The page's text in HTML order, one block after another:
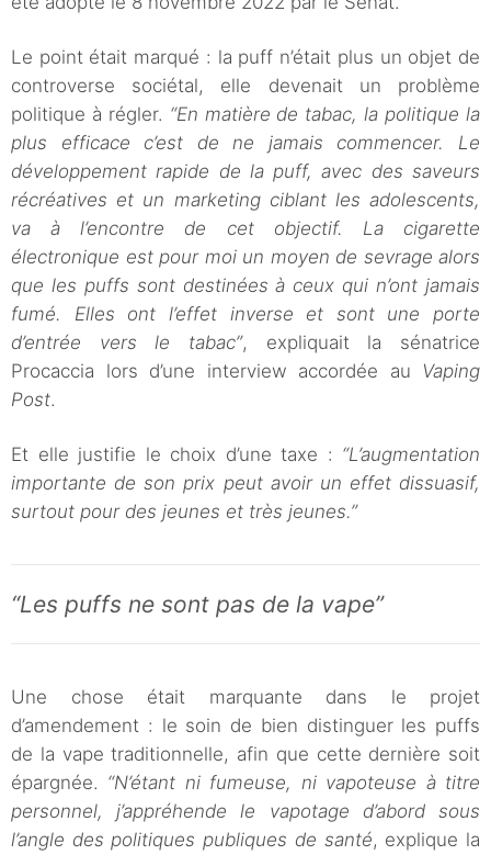
Le point était marqué : la puff n’était plus un objet de
controverse sociétal, elle devenait un problème
politique à régler. “En matière de tabac, la politique la
plus efficace c’est de ne jamais commencer. Le
développement rapide de la puff, avec des saveurs
récréatives et un marketing ciblant les adolescents,
va à l’encontre de cet objectif. La cigarette
électronique est pour moi un moyen de sevrage alors
que les puffs sont destinées à ceux qui n’ont jamais
fumé. Elles ont l’effet inverse et sont une porte
d’entrée vers le tabac”, expliquait la sénatrice
Procaccia lors d’une interview accordée au Vaping
Post.
Et elle justifie le choix d’une taxe : “L’augmentation
importante de son prix peut avoir un effet dissuasif,
surtout pour des jeunes et très jeunes.”
“Les puffs ne sont pas de la vape”
Une chose était marquante dans le projet
d’amendement : le soin de bien distinguer les puffs
de la vape traditionnelle, afin que cette dernière soit
épargnée. “N’étant ni fumeuse, ni vapoteuse à titre
personnel, j’appréhende le vapotage d’abord sous
l’angle des politiques publiques de santé, explique la